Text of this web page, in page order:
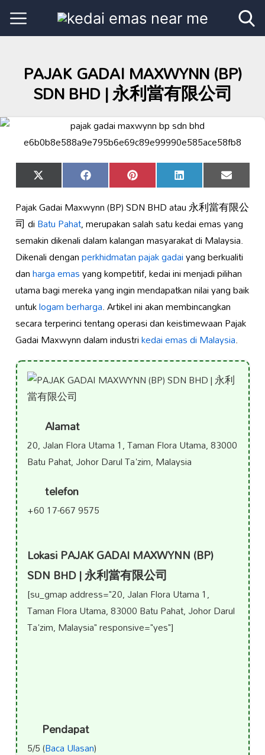
PAJAK GADAI MAXWYNN (BP)
SDN BHD | 永利當有限公司
Share
on
X
(Twitter)
Share
on
Facebook Share
on
Pinterest Share
on
LinkedIn Share
on
Email
Pajak Gadai Maxwynn (BP) SDN BHD atau 永利當有限公
司 diBatu Pahat, merupakan salah satu kedai emas yang
semakin dikenali dalam kalangan masyarakat di Malaysia.
Dikenali denganperkhidmatan pajak gadaiyang berkualiti
danharga emasyang kompetitif, kedai ini menjadi pilihan
utama bagi mereka yang ingin mendapatkan nilai yang baik
untuklogam berharga. Artikel ini akan membincangkan
secara terperinci tentang operasi dan keistimewaan Pajak
Gadai Maxwynn dalam industrikedai emas di Malaysia.
Alamat
20, Jalan Flora Utama 1, Taman Flora Utama, 83000
Batu Pahat, Johor Darul Ta'zim, Malaysia
telefon
+60 17-667 9575
Lokasi PAJAK GADAI MAXWYNN (BP)
SDN BHD | 永利當有限公司
[su_gmap address="20, Jalan Flora Utama 1,
Taman Flora Utama, 83000 Batu Pahat, Johor Darul
Ta'zim, Malaysia" responsive="yes"]
Pendapat
5/5 (Baca Ulasan)